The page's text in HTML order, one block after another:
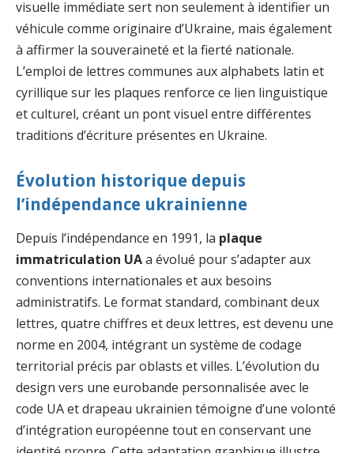
visuelle immédiate sert non seulement à identifier un
véhicule comme originaire d’Ukraine, mais également
à affirmer la souveraineté et la fierté nationale.
L’emploi de lettres communes aux alphabets latin et
cyrillique sur les plaques renforce ce lien linguistique
et culturel, créant un pont visuel entre différentes
traditions d’écriture présentes en Ukraine.
Évolution historique depuis
l’indépendance ukrainienne
Depuis l’indépendance en 1991, la plaque
immatriculation UAa évolué pour s’adapter aux
conventions internationales et aux besoins
administratifs. Le format standard, combinant deux
lettres, quatre chiffres et deux lettres, est devenu une
norme en 2004, intégrant un système de codage
territorial précis par oblasts et villes. L’évolution du
design vers une eurobande personnalisée avec le
code UA et drapeau ukrainien témoigne d’une volonté
d’intégration européenne tout en conservant une